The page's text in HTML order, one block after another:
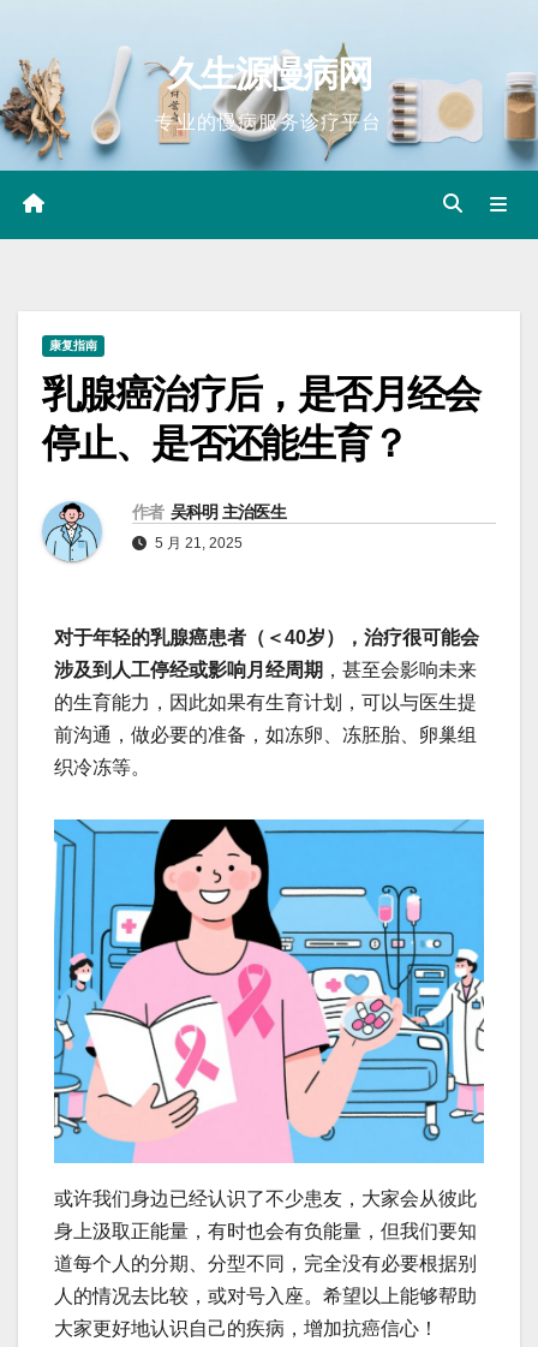
content
久生源慢病网
专业的慢病服务诊疗平台
康复指南
乳腺癌治疗后，是否月经会
停止、是否还能生育？
作者 吴科明 主治医生
5 月 21, 2025
对于年轻的乳腺癌患者（＜40岁），治疗很可能会
涉及到人工停经或影响月经周期 ，甚至会影响未来
的生育能力，因此如果有生育计划，可以与医生提
前沟通，做必要的准备，如冻卵、冻胚胎、卵巢组
织冷冻等。
或许我们身边已经认识了不少患友，大家会从彼此
身上汲取正能量，有时也会有负能量，但我们要知
道每个人的分期、分型不同，完全没有必要根据别
人的情况去比较，或对号入座。希望以上能够帮助
大家更好地认识自己的疾病，增加抗癌信心！